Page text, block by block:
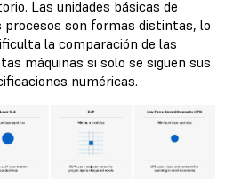
Las unidades básicas de
procesos son formas distintas, lo
la comparación de las
máquinas si solo se siguen sus
numéricas.